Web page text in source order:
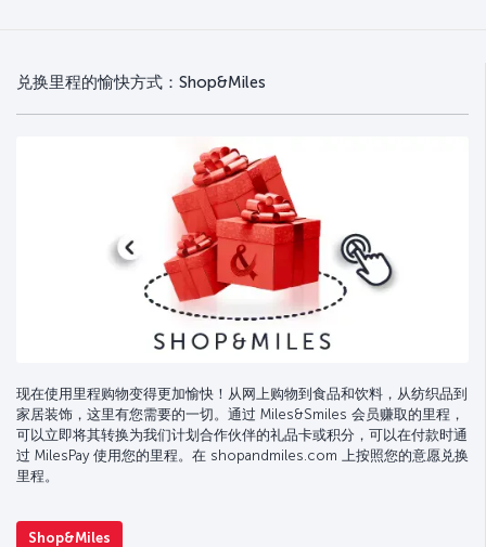
兑换里程的愉快方式：Shop&Miles
现在使用里程购物变得更加愉快！从网上购物到食品和饮料，从纺织品到
家居装饰，这里有您需要的一切。通过 Miles&Smiles 会员赚取的里程，
可以立即将其转换为我们计划合作伙伴的礼品卡或积分，可以在付款时通
过 MilesPay 使用您的里程。在 shopandmiles.com 上按照您的意愿兑换
里程。
Shop&Miles